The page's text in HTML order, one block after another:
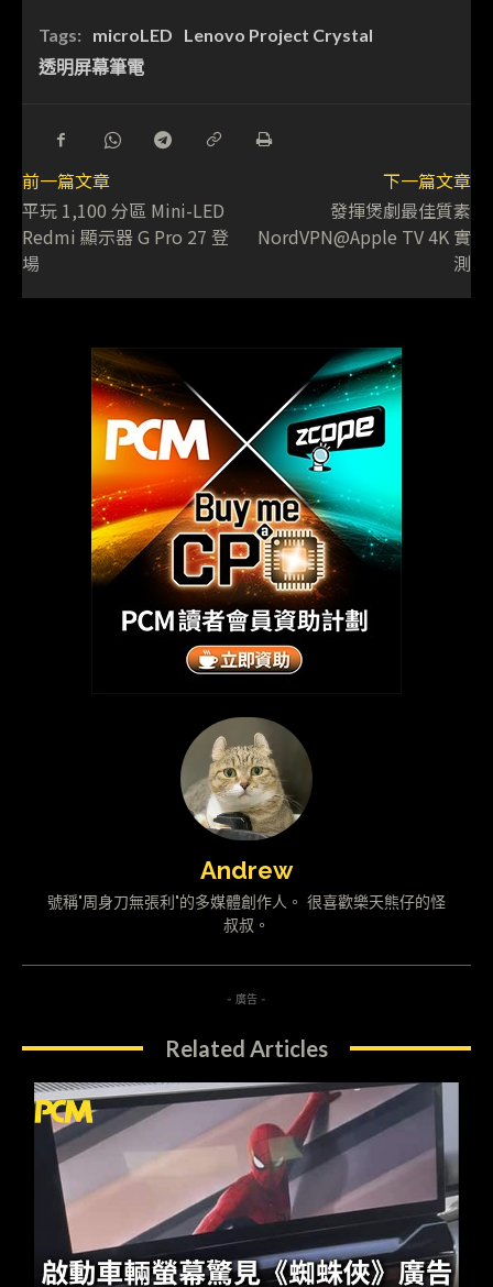
Tags: microLED
Lenovo Project Crystal
透明屏幕筆電
前一篇文章
平玩 1,100 分區 Mini-LED
Redmi 顯示器 G Pro 27 登
場
下一篇文章
發揮煲劇最佳質素
NordVPN@Apple TV 4K 實
測
Andrew
號稱"周身刀無張利"的多媒體創作人。 很喜歡樂天熊仔的怪
叔叔。
- 廣告 -
Related Articles